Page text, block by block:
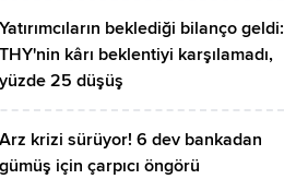
Yatırımcıların beklediği bilanço geldi:
THY'nin kârı beklentiyi karşılamadı,
yüzde 25 düşüş
Arz krizi sürüyor! 6 dev bankadan
gümüş için çarpıcı öngörü